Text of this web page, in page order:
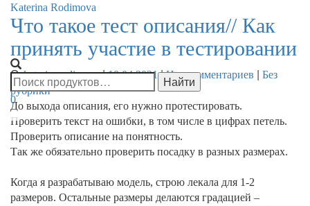
Katerina Rodimova
0
Что такое тест описания// Как
принять участие в тестировании
Отkaterinarodimova|10.04.2021|Нет комментариев | Без
рубрики
До выхода описания, его нужно протестировать.
Проверить текст на ошибки, в том числе в цифрах петель.
Проверить описание на понятность.
Так же обязательно проверить посадку в разных размерах.
Когда я разрабатываю модель, строю лекала для 1-2
размеров. Остальные размеры делаются градацией –